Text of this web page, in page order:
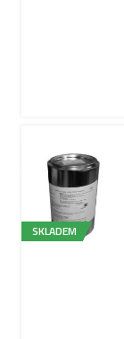
SKLADEM